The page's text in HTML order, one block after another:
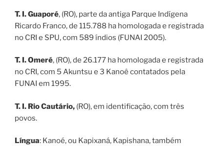
T. I. Guaporé, (RO), parte da antiga Parque Indígena
Ricardo Franco, de 115.788 ha homologada e registrada
no CRI e SPU, com 589 índios (FUNAI 2005).
T. I. Omeré, (RO), de 26.177 ha homologada e registrada
no CRI, com 5 Akuntsu e 3 Kanoê contatados pela
FUNAI em 1995.
T. I. Rio Cautário, (RO), em identificação, com três
povos.
Língua: Kanoé, ou Kapixaná, Kapishana, também